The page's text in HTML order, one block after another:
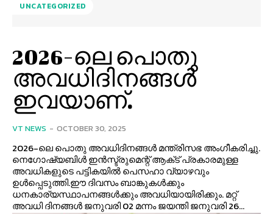
UNCATEGORIZED
2026-ലെ പൊതു
അവധിദിനങ്ങള്‍
ഇവയാണ്.
VT NEWS - OCTOBER 30, 2025
2026-ലെ പൊതു അവധിദിനങ്ങള്‍ മന്ത്രിസഭ അംഗീകരിച്ചു.
നെഗോഷ്യബിള്‍ ഇൻസ്ട്രുമെന്റ് ആക്‌ട്‌ പ്രകാരമുള്ള
അവധികളുടെ പട്ടികയില്‍ പെസഹാ വ്യാഴവും
ഉള്‍പ്പെടുത്തി.ഈ ദിവസം ബാങ്കുകള്‍ക്കും
ധനകാര്യസ്ഥാപനങ്ങള്‍ക്കും അവധിയായിരിക്കും. മറ്റ്
അവധി ദിനങ്ങള്‍ ജനുവരി 02 മന്നം ജയന്തി ജനുവരി 26...